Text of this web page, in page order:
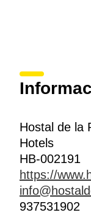
Hostal de la
Hotels
HB-002191
https://
937531902